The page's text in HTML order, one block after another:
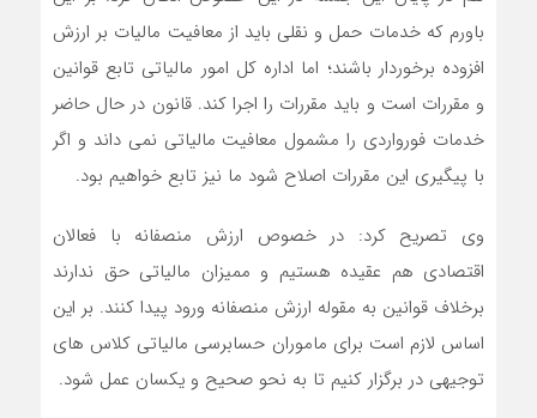
باورم که خدمات حمل و نقلی باید از معافیت مالیات بر ارزش
افزوده برخوردار باشند؛ اما اداره کل امور مالیاتی تابع قوانین
و مقررات است و باید مقررات را اجرا کند. قانون در حال حاضر
خدمات فورواردی را مشمول معافیت مالیاتی نمی داند و اگر
با پیگیری این مقررات اصلاح شود ما نیز تابع خواهیم بود.
وی تصریح کرد: در خصوص ارزش منصفانه با فعالان
اقتصادی هم عقیده هستیم و ممیزان مالیاتی حق ندارند
برخلاف قوانین به مقوله ارزش منصفانه ورود پیدا کنند. بر این
اساس لازم است برای ماموران حسابرسی مالیاتی کلاس های
توجیهی در برگزار کنیم تا به نحو صحیح و یکسان عمل شود.